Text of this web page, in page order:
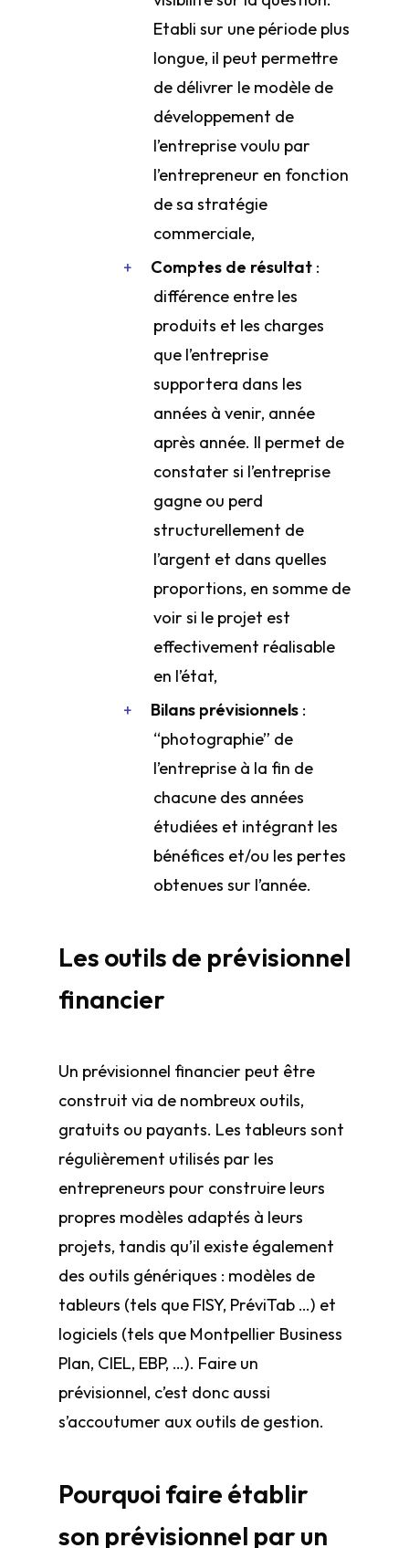
Etabli sur une période plus
longue, il peut permettre
de délivrer le modèle de
développement de
l’entreprise voulu par
l’entrepreneur en fonction
de sa stratégie
commerciale,
Comptes de résultat :
différence entre les
produits et les charges
que l’entreprise
supportera dans les
années à venir, année
après année. Il permet de
constater si l’entreprise
gagne ou perd
structurellement de
l’argent et dans quelles
proportions, en somme de
voir si le projet est
effectivement réalisable
en l’état,
Bilans prévisionnels :
“photographie” de
l’entreprise à la fin de
chacune des années
étudiées et intégrant les
bénéfices et/ou les pertes
obtenues sur l’année.
Les outils de prévisionnel
financier
Un prévisionnel financier peut être
construit via de nombreux outils,
gratuits ou payants. Les tableurs sont
régulièrement utilisés par les
entrepreneurs pour construire leurs
propres modèles adaptés à leurs
projets, tandis qu’il existe également
des outils génériques : modèles de
tableurs (tels que FISY, PréviTab …) et
logiciels (tels que Montpellier Business
Plan, CIEL, EBP, …). Faire un
prévisionnel, c’est donc aussi
s’accoutumer aux outils de gestion.
Pourquoi faire établir
son prévisionnel par un